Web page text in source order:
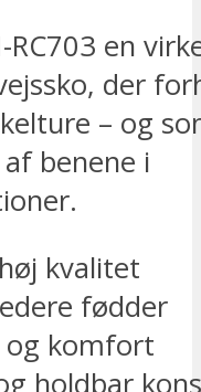
en
der
– og
benene i
kvalitet
fødder
og komfort
holdbar